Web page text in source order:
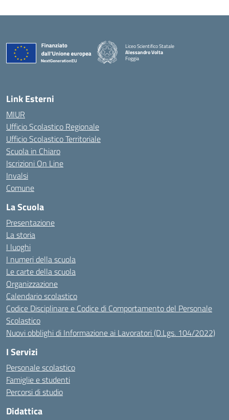
Liceo Scientifico Statale
Alessandro Volta
Foggia
— Visita la pagina iniziale della scuola
Link Esterni
MIUR
Ufficio Scolastico Regionale
Ufficio Scolastico Territoriale
Scuola in Chiaro
Iscrizioni On Line
Invalsi
Comune
La Scuola
Presentazione
La storia
I luoghi
I numeri della scuola
Le carte della scuola
Organizzazione
Calendario scolastico
Codice Disciplinare e Codice di Comportamento del Personale
Scolastico
Nuovi obblighi di Informazione ai Lavoratori (D.Lgs. 104/2022)
I Servizi
Personale scolastico
Famiglie e studenti
Percorsi di studio
Didattica